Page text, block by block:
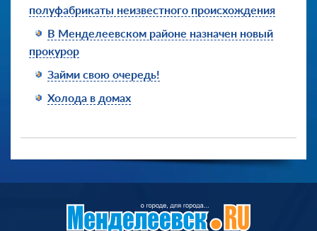
полуфабрикаты неизвестного происхождения
В Менделеевском районе назначен новый
прокурор
Займи свою очередь!
Холода в домах